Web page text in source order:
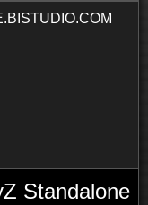
Standalone